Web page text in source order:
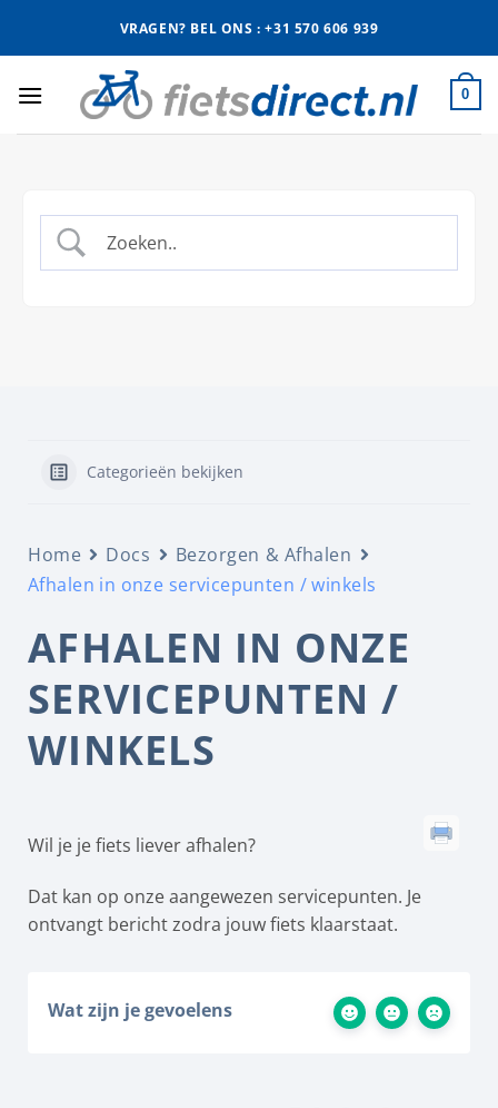
VRAGEN? BEL ONS : +31 570 606 939
0
Categorieën bekijken
Home Docs
Bezorgen & Afhalen
Afhalen in onze servicepunten / winkels
AFHALEN IN ONZE
SERVICEPUNTEN /
WINKELS
Wil je je fiets liever afhalen?
Dat kan op onze aangewezen servicepunten. Je
ontvangt bericht zodra jouw fiets klaarstaat.
Wat zijn je gevoelens